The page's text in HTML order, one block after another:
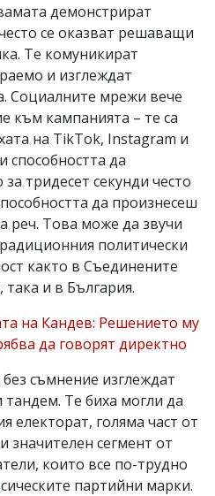
демонстрират
се оказват решаващи
Те комуникират
и изглеждат
Социалните мрежи вече
към кампанията – те са
на TikTok, Instagram и
способността да
тридесет секунди често
да произнесеш
реч. Това може да звучи
политически
както в Съединените
и в България.
на Кандев: Решението му
да говорят директно
съмнение изглеждат
тандем. Те биха могли да
електорат, голяма част от
значителен сегмент от
които все по-трудно
партийни марки.